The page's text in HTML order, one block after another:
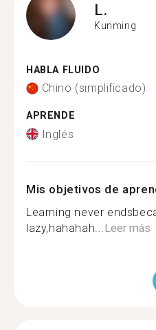
L.
Kunming
HABLA FLUIDO
Chino (simplificado)
APRENDE
Inglés
Mis objetivos de
Learning never
lazy,hahahah... Leer más